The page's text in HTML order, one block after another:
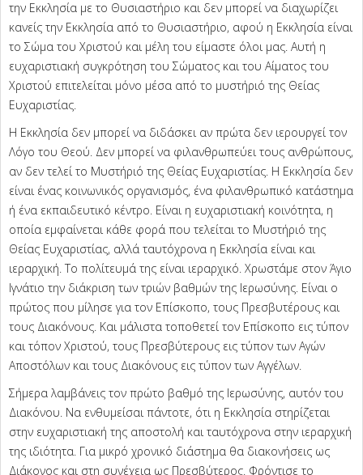
την Εκκλησία με το Θυσιαστήριο και δεν μπορεί να διαχωρίζει
κανείς την Εκκλησία από το Θυσιαστήριο, αφού η Εκκλησία είναι
το Σώμα του Χριστού και μέλη του είμαστε όλοι μας. Αυτή η
ευχαριστιακή συγκρότηση του Σώματος και του Αίματος του
Χριστού επιτελείται μόνο μέσα από το μυστήριό της Θείας
Ευχαριστίας.
Η Εκκλησία δεν μπορεί να διδάσκει αν πρώτα δεν ιερουργεί τον
Λόγο του Θεού. Δεν μπορεί να φιλανθρωπεύει τους ανθρώπους,
αν δεν τελεί το Μυστήριό της Θείας Ευχαριστίας. Η Εκκλησία δεν
είναι ένας κοινωνικός οργανισμός, ένα φιλανθρωπικό κατάστημα
ή ένα εκπαιδευτικό κέντρο. Είναι η ευχαριστιακή κοινότητα, η
οποία εμφαίνεται κάθε φορά που τελείται το Μυστήριό της
Θείας Ευχαριστίας, αλλά ταυτόχρονα η Εκκλησία είναι και
ιεραρχική. Το πολίτευμά της είναι ιεραρχικό. Χρωστάμε στον Άγιο
Ιγνάτιο την διάκριση των τριών βαθμών της Ιερωσύνης. Είναι ο
πρώτος που μίλησε για τον Επίσκοπο, τους Πρεσβυτέρους και
τους Διακόνους. Και μάλιστα τοποθετεί τον Επίσκοπο εις τύπον
και τόπον Χριστού, τους Πρεσβύτερους εις τύπον των Αγών
Αποστόλων και τους Διακόνους εις τύπον των Αγγέλων.
Σήμερα λαμβάνεις τον πρώτο βαθμό της Ιερωσύνης, αυτόν του
Διακόνου. Να ενθυμείσαι πάντοτε, ότι η Εκκλησία στηρίζεται
στην ευχαριστιακή της αποστολή και ταυτόχρονα στην ιεραρχική
της ιδιότητα. Για μικρό χρονικό διάστημα θα διακονήσεις ως
Διάκονος και στη συνέχεια ως Πρεσβύτερος. Φρόντισε το